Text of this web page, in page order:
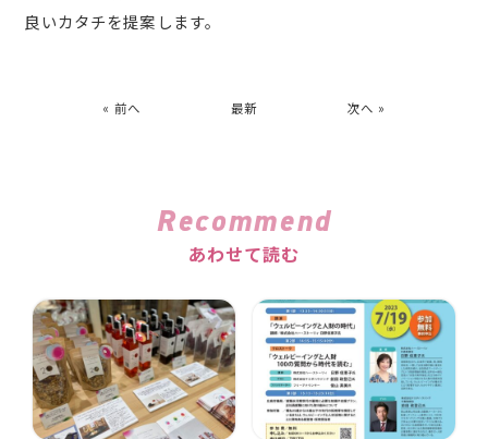
良いカタチを提案します。
« 前へ 最新 次へ »
Recommend
あわせて読む